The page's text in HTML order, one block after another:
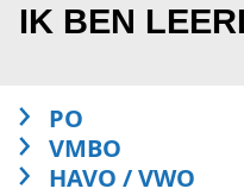
IK BEN
PO
VMBO
HAVO / VWO